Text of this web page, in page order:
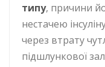
типу, причини
нестачею
через втрату
підшлункової